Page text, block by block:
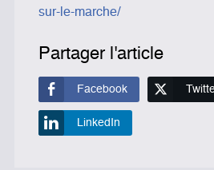
sur-le-marche/
Partager l'article
Facebook
LinkedIn